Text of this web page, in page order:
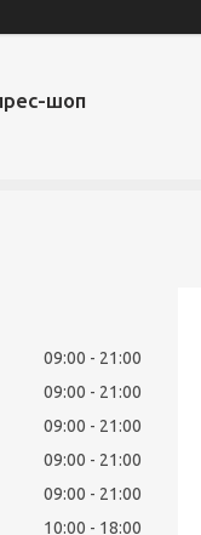
шоп
09:00
21:00
09:00
21:00
09:00
21:00
09:00
21:00
09:00
21:00
10:00
18:00